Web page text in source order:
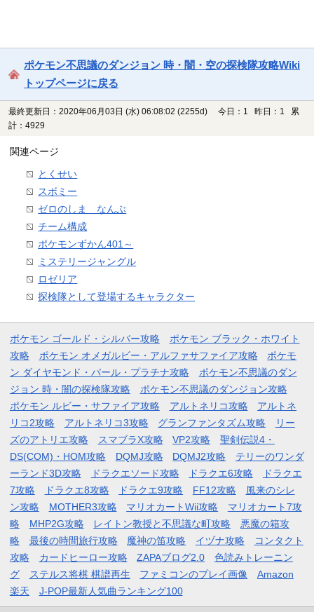
ポケモン不思議のダンジョン 時・闇・空の探検隊攻略Wiki
トップページに戻る
最終更新日：2020年06月03日 (水) 06:08:02 (2255d)
今日：1 昨日：1 累
計：4929
関連ページ
とくせい
スボミー
ゼロのしま なんぶ
チーム構成
ポケモンずかん401～
ミステリージャングル
ロゼリア
探検隊として登場するキャラクター
ポケモン ゴールド・シルバー攻略
ポケモン ブラック・ホワイト
攻略
ポケモン オメガルビー・アルファサファイア攻略
ポケモ
ン ダイヤモンド・パール・プラチナ攻略
ポケモン不思議のダン
ジョン 時・闇の探検隊攻略
ポケモン不思議のダンジョン攻略
ポケモン ルビー・サファイア攻略
アルトネリコ攻略
アルトネ
リコ2攻略
アルトネリコ3攻略 グランファンタズム攻略
リー
ズのアトリエ攻略
スマブラX攻略 VP2攻略
聖剣伝説4・
DS(COM)・HOM攻略
DQMJ攻略 DQMJ2攻略
テリーのワンダ
ーランド3D攻略
ドラクエソード攻略 ドラクエ6攻略
ドラクエ
7攻略
ドラクエ8攻略 ドラクエ9攻略 FF12攻略
風来のシレ
ン攻略
MOTHER3攻略 マリオカートWii攻略
マリオカート7攻
略
MHP2G攻略 レイトン教授と不思議な町攻略
悪魔の箱攻
略
最後の時間旅行攻略 魔神の笛攻略 イヅナ攻略
コンタクト
攻略
カードヒーロー攻略 ZAPAブログ2.0
色読みトレーニン
グ
ステルス将棋 棋譜再生 ファミコンのプレイ画像
Amazon
楽天
J-POP最新人気曲ランキング100